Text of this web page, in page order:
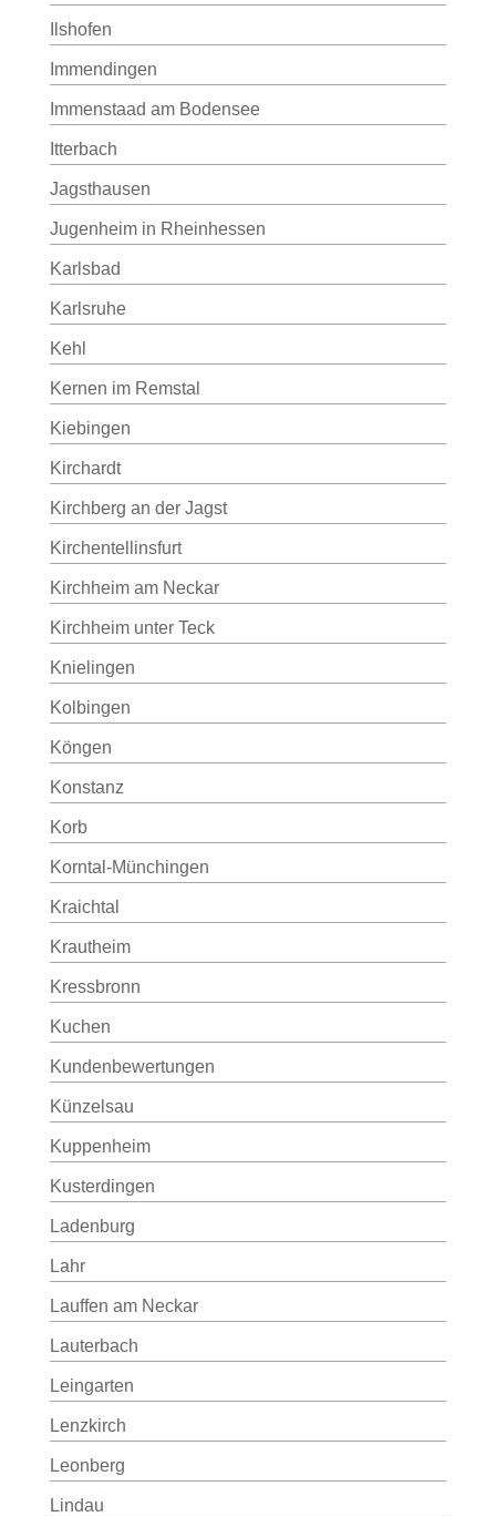
Ilshofen
Immendingen
Immenstaad am Bodensee
Itterbach
Jagsthausen
Jugenheim in Rheinhessen
Karlsbad
Karlsruhe
Kehl
Kernen im Remstal
Kiebingen
Kirchardt
Kirchberg an der Jagst
Kirchentellinsfurt
Kirchheim am Neckar
Kirchheim unter Teck
Knielingen
Kolbingen
Köngen
Konstanz
Korb
Korntal-Münchingen
Kraichtal
Krautheim
Kressbronn
Kuchen
Kundenbewertungen
Künzelsau
Kuppenheim
Kusterdingen
Ladenburg
Lahr
Lauffen am Neckar
Lauterbach
Leingarten
Lenzkirch
Leonberg
Lindau